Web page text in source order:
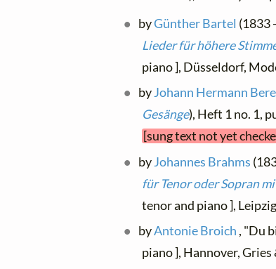
byGünther Bartel (1833
Lieder für höhere
piano ], Düsseldorf,
byJohann Hermann
Gesänge), Heft 1 no. 1,
[sung text not yet
byJohannes Brahms
für Tenor oder Sopran
tenor and piano ],
byAntonie Broich , "Du
piano ], Hannover, Gries